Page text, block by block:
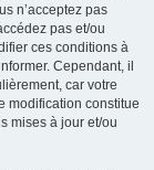
n’acceptez pas
pas et/ou
ces conditions à
Cependant, il
car votre
modification constitue
mises à jour et/ou